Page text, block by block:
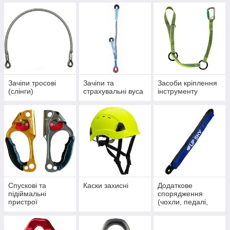
Зачіпи тросові
(слінги)
Зачіпи та
страхувальні вуса
Засоби кріплення
інструменту
Спускові та
підіймальні
пристрої
Каски захисні
Додаткове
спорядження
(чохли, педалі,